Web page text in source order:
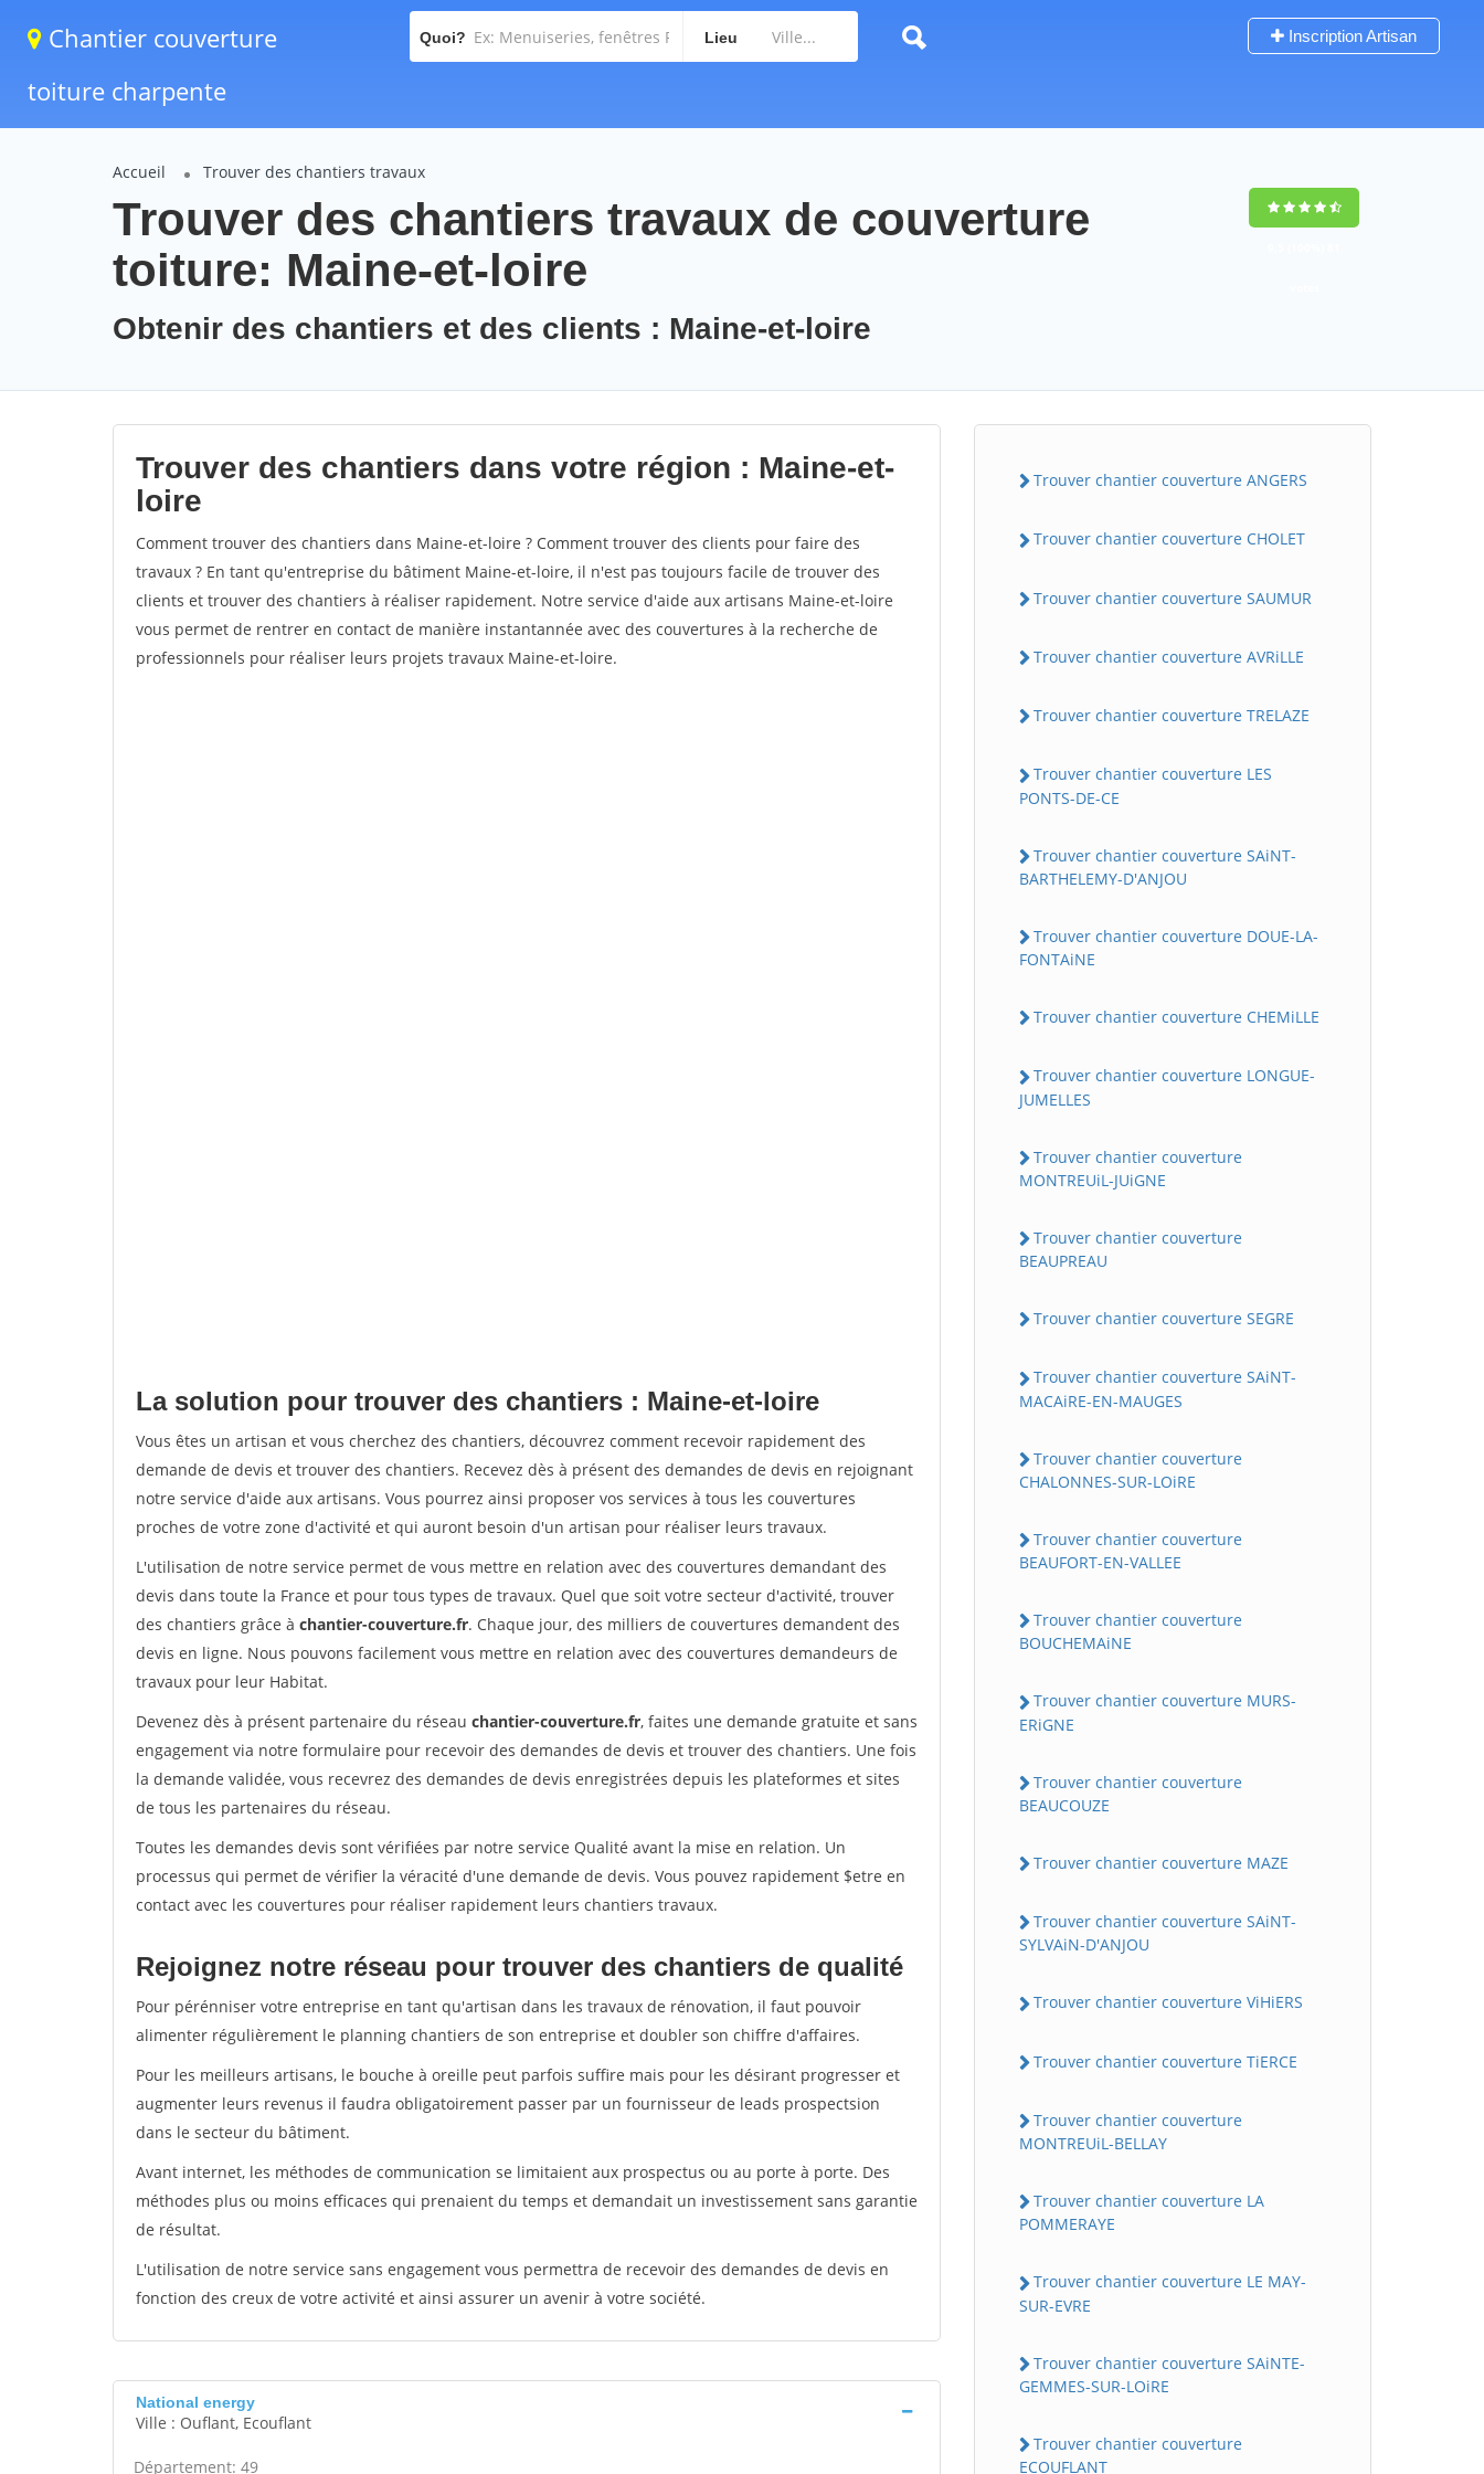
Chantier couverture
toiture charpente
Quoi? Lieu Inscription Artisan
Accueil Trouver des chantiers travaux
Trouver des chantiers travaux de couverture
toiture: Maine-et-loire
Obtenir des chantiers et des clients : Maine-et-loire
Trouver des chantiers dans votre région : Maine-et-
loire
Comment trouver des chantiers dans Maine-et-loire ? Comment trouver des clients pour faire des
travaux ? En tant qu'entreprise du bâtiment Maine-et-loire, il n'est pas toujours facile de trouver des
clients et trouver des chantiers à réaliser rapidement. Notre service d'aide aux artisans Maine-et-loire
vous permet de rentrer en contact de manière instantannée avec des couvertures à la recherche de
professionnels pour réaliser leurs projets travaux Maine-et-loire.
La solution pour trouver des chantiers : Maine-et-loire
Vous êtes un artisan et vous cherchez des chantiers, découvrez comment recevoir rapidement des
demande de devis et trouver des chantiers. Recevez dès à présent des demandes de devis en rejoignant
notre service d'aide aux artisans. Vous pourrez ainsi proposer vos services à tous les couvertures
proches de votre zone d'activité et qui auront besoin d'un artisan pour réaliser leurs travaux.
L'utilisation de notre service permet de vous mettre en relation avec des couvertures demandant des
devis dans toute la France et pour tous types de travaux. Quel que soit votre secteur d'activité, trouver
des chantiers grâce à chantier-couverture.fr. Chaque jour, des milliers de couvertures demandent des
devis en ligne. Nous pouvons facilement vous mettre en relation avec des couvertures demandeurs de
travaux pour leur Habitat.
Devenez dès à présent partenaire du réseau chantier-couverture.fr, faites une demande gratuite et sans
engagement via notre formulaire pour recevoir des demandes de devis et trouver des chantiers. Une fois
la demande validée, vous recevrez des demandes de devis enregistrées depuis les plateformes et sites
de tous les partenaires du réseau.
Toutes les demandes devis sont vérifiées par notre service Qualité avant la mise en relation. Un
processus qui permet de vérifier la véracité d'une demande de devis. Vous pouvez rapidement $etre en
contact avec les couvertures pour réaliser rapidement leurs chantiers travaux.
Rejoignez notre réseau pour trouver des chantiers de qualité
Pour pérénniser votre entreprise en tant qu'artisan dans les travaux de rénovation, il faut pouvoir
alimenter régulièrement le planning chantiers de son entreprise et doubler son chiffre d'affaires.
Pour les meilleurs artisans, le bouche à oreille peut parfois suffire mais pour les désirant progresser et
augmenter leurs revenus il faudra obligatoirement passer par un fournisseur de leads prospectsion
dans le secteur du bâtiment.
Avant internet, les méthodes de communication se limitaient aux prospectus ou au porte à porte. Des
méthodes plus ou moins efficaces qui prenaient du temps et demandait un investissement sans garantie
de résultat.
L'utilisation de notre service sans engagement vous permettra de recevoir des demandes de devis en
fonction des creux de votre activité et ainsi assurer un avenir à votre société.
National energy
Ville : Ouflant, Ecouflant
Département: 49
Trouver chantier couverture ANGERS
Trouver chantier couverture CHOLET
Trouver chantier couverture SAUMUR
Trouver chantier couverture AVRiLLE
Trouver chantier couverture TRELAZE
Trouver chantier couverture LES
PONTS-DE-CE
Trouver chantier couverture SAiNT-
BARTHELEMY-D'ANJOU
Trouver chantier couverture DOUE-LA-
FONTAiNE
Trouver chantier couverture CHEMiLLE
Trouver chantier couverture LONGUE-
JUMELLES
Trouver chantier couverture
MONTREUiL-JUiGNE
Trouver chantier couverture
BEAUPREAU
Trouver chantier couverture SEGRE
Trouver chantier couverture SAiNT-
MACAiRE-EN-MAUGES
Trouver chantier couverture
CHALONNES-SUR-LOiRE
Trouver chantier couverture
BEAUFORT-EN-VALLEE
Trouver chantier couverture
BOUCHEMAiNE
Trouver chantier couverture MURS-
ERiGNE
Trouver chantier couverture
BEAUCOUZE
Trouver chantier couverture MAZE
Trouver chantier couverture SAiNT-
SYLVAiN-D'ANJOU
Trouver chantier couverture ViHiERS
Trouver chantier couverture TiERCE
Trouver chantier couverture
MONTREUiL-BELLAY
Trouver chantier couverture LA
POMMERAYE
Trouver chantier couverture LE MAY-
SUR-EVRE
Trouver chantier couverture SAiNTE-
GEMMES-SUR-LOiRE
Trouver chantier couverture
ECOUFLANT